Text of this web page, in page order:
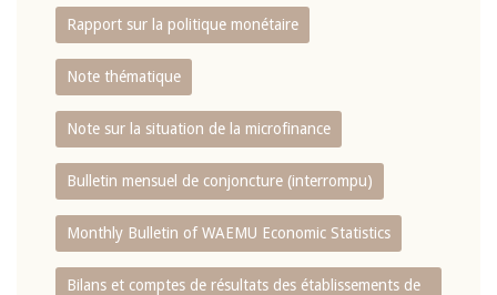
Rapport sur la politique monétaire
Note thématique
Note sur la situation de la microfinance
Bulletin mensuel de conjoncture (interrompu)
Monthly Bulletin of WAEMU Economic Statistics
Bilans et comptes de résultats des établissements de